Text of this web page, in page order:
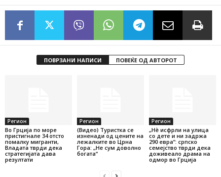
ПОВРЗАНИ НАПИСИ ПОВЕЌЕ ОД АВТОРОТ
Регион
Во Грција по море
пристигнале 34 отсто
помалку мигранти,
Владата тврди дека
стратегијата дава
резултати
Регион
(Видео) Туристка се
изненади од цените на
лежалките во Црна
Гора: „Не сум доволно
богата“
Регион
„Нѐ исфрли на улица
со дете и ни задржа
290 евра“: српско
семејство тврди дека
доживеало драма на
одмор во Грција